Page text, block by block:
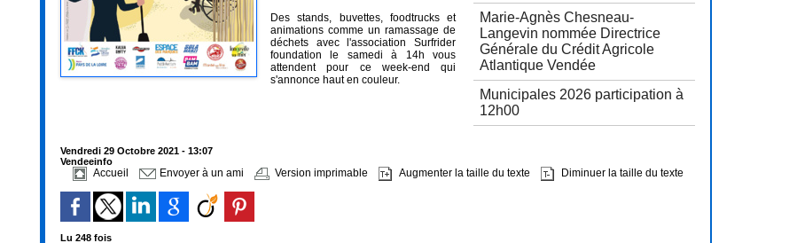
Marie-Agnès Chesneau-
Langevin nommée Directrice
Générale du Crédit Agricole
Atlantique Vendée
Municipales 2026 participation à
12h00
Des stands, buvettes, foodtrucks et
animations comme un ramassage de
déchets avec l'association Surfrider
foundation le samedi à 14h vous
attendent pour ce week-end qui
s'annonce haut en couleur.
Vendredi 29 Octobre 2021 - 13:07
Vendeeinfo
Accueil Envoyer à un ami Version imprimable Augmenter la taille du texte Diminuer la taille du texte
Lu 248 fois